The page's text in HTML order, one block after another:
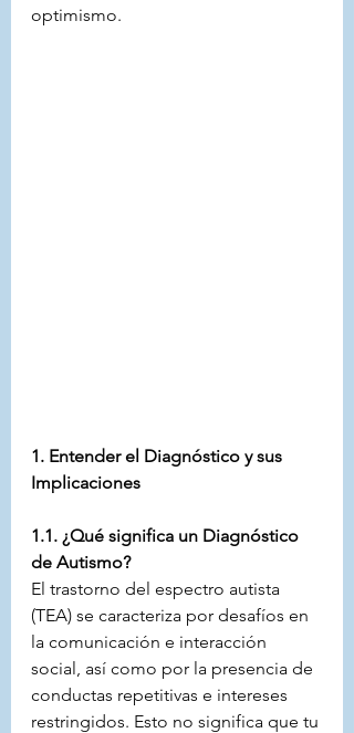
optimismo.
1. Entender el Diagnóstico y sus
Implicaciones
1.1. ¿Qué significa un Diagnóstico
de Autismo?
El trastorno del espectro autista
(TEA) se caracteriza por desafíos en
la comunicación e interacción
social, así como por la presencia de
conductas repetitivas e intereses
restringidos. Esto no significa que tu